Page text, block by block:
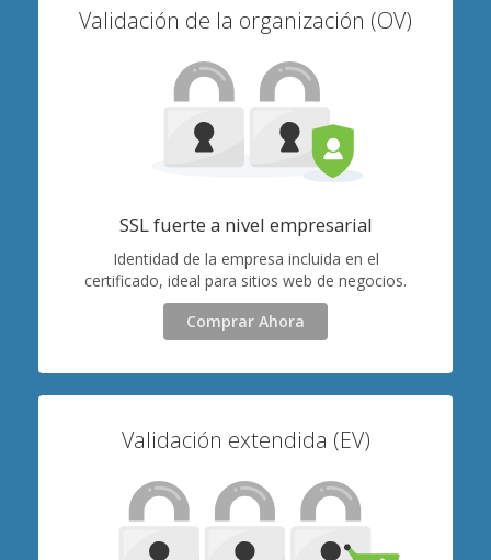
Validación de la organización (OV)
SSL fuerte a nivel empresarial
Identidad de la empresa incluida en el
certificado, ideal para sitios web de negocios.
Comprar Ahora
Validación extendida (EV)